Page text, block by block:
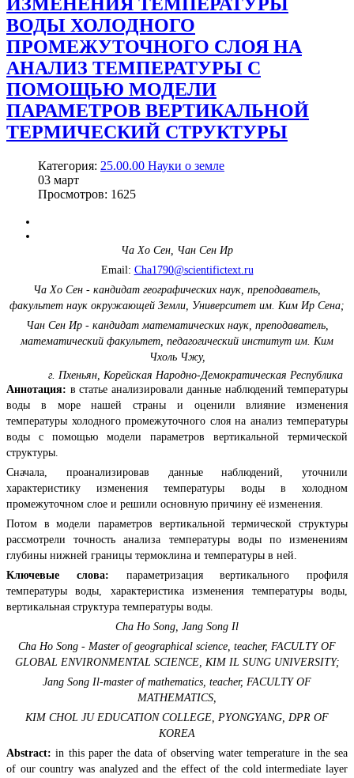
ВОДЫ ХОЛОДНОГО
ПРОМЕЖУТОЧНОГО СЛОЯ НА
АНАЛИЗ ТЕМПЕРАТУРЫ С
ПОМОЩЬЮ МОДЕЛИ
ПАРАМЕТРОВ ВЕРТИКАЛЬНОЙ
ТЕРМИЧЕСКИЙ СТРУКТУРЫ
Категория: 25.00.00 Науки о земле
03 март
Просмотров: 1625
Ча Хо Сен, Чан Сен Ир
Email: Cha1790@scientifictext.ru
Ча Хо Сен - кандидат географических наук, преподаватель,
факультет наук окружающей Земли, Университет им. Ким Ир Сена;
Чан Сен Ир - кандидат математических наук, преподаватель,
математический факультет, педагогический институт им. Ким
Чхоль Чжу,
г. Пхеньян, Корейская Народно-Демократическая Республика
Аннотация: в статье анализировали данные наблюдений температуры
воды в море нашей страны и оценили влияние изменения
температуры холодного промежуточного слоя на анализ температуры
воды с помощью модели параметров вертикальной термической
структуры.
Сначала, проанализировав данные наблюдений, уточнили
характеристику изменения температуры воды в холодном
промежуточном слое и решили основную причину её изменения.
Потом в модели параметров вертикальной термической структуры
рассмотрели точность анализа температуры воды по изменениям
глубины нижней границы термоклина и температуры в ней.
Ключевые слова: параметризация вертикального профиля
температуры воды, характеристика изменения температуры воды,
вертикальная структура температуры воды.
Cha Ho Song, Jang Song Il
Cha Ho Song - Master of geographical science, teacher, FACULTY OF
GLOBAL ENVIRONMENTAL SCIENCE, KIM IL SUNG UNIVERSITY;
Jang Song Il-master of mathematics, teacher, FACULTY OF
MATHEMATICS,
KIM CHOL JU EDUCATION COLLEGE, PYONGYANG, DPR OF
KOREA
Abstract: in this paper the data of observing water temperature in the sea
of our country was analyzed and the effect of the cold intermediate layer